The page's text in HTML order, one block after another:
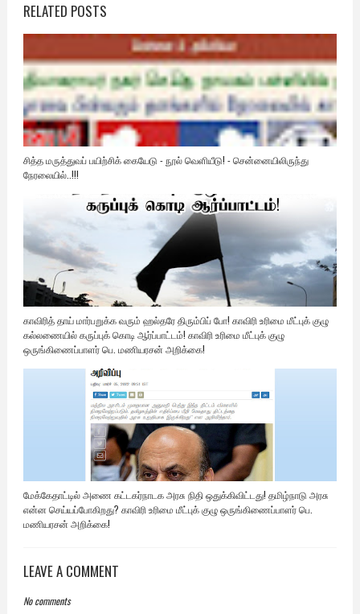
RELATED POSTS
சித்த மருத்துவப் பயிற்சிக் கையேடு - நூல் வெளியீடு! - சென்னையிலிருந்து
நேரலையில்..!!!
காவிரித் தாய் மார்பறுக்க வரும் ஹல்தரே திரும்பிப் போ! காவிரி உரிமை மீட்புக் குழு
கல்லணையில் கருப்புக் கொடி ஆர்ப்பாட்டம்! காவிரி உரிமை மீட்புக் குழு
ஒருங்கிணைப்பாளர் பெ. மணியரசன் அறிக்கை!
மேக்கேதாட்டில் அணை கட்டகர்நாடக அரசு நிதி ஒதுக்கிவிட்டது! தமிழ்நாடு அரசு
என்ன செய்யப்போகிறது? காவிரி உரிமை மீட்புக் குழு ஒருங்கிணைப்பாளர் பெ.
மணியரசன் அறிக்கை!
LEAVE A COMMENT
No comments